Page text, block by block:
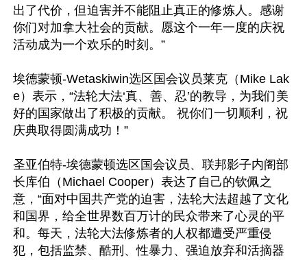
出了代价，但迫害并不能阻止真正的修炼人。感谢
你们对加拿大社会的贡献。愿这个一年一度的庆祝
活动成为一个欢乐的时刻。”
埃德蒙顿-Wetaskiwin选区国会议员莱克（Mike Lak
e）表示，“法轮大法‘真、善、忍’的教导，为我们美
好的国家做出了积极的贡献。 祝你们一切顺利，祝
庆典取得圆满成功！”
圣亚伯特-埃德蒙顿选区国会议员、联邦影子内阁部
长库伯（Michael Cooper）表达了自己的钦佩之
意，“面对中国共产党的迫害，法轮大法超越了文化
和国界，给全世界数百万计的民众带来了心灵的平
和。每天，法轮大法修炼者的人权都遭受严重侵
犯，包括监禁、酷刑、性暴力、强迫放弃和活摘器